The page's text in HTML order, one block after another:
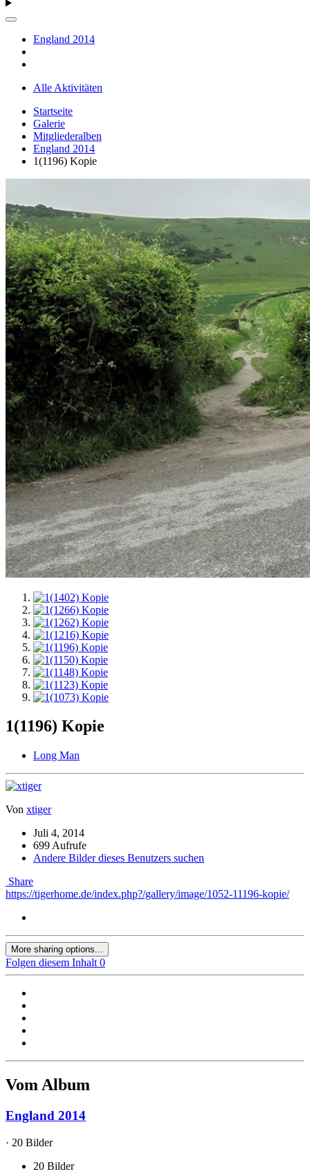
England 2014
Alle Aktivitäten
Startseite
Galerie
Mitgliederalben
England 2014
1(1196) Kopie
1(1196) Kopie
Long Man
Von xtiger
Juli 4, 2014
699 Aufrufe
Andere Bilder dieses Benutzers suchen
Share
https://tigerhome.de/index.php?/gallery/image/1052-11196-kopie/
More sharing options...
Folgen diesem Inhalt 0
Vom Album
England 2014
· 20 Bilder
20 Bilder